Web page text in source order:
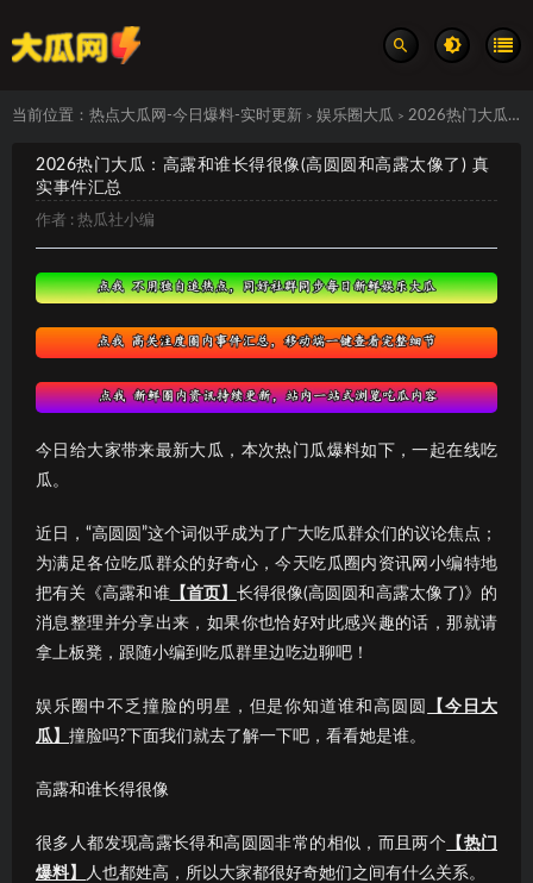
当前位置： 热点大瓜网-今日爆料-实时更新 > 娱乐圈大瓜 > 2026热门大瓜：高露和谁长得很像(高圆圆和高露太像了) 真实事件汇总
2026热门大瓜：高露和谁长得很像(高圆圆和高露太像了) 真
实事件汇总
作者 : 热瓜社小编
今日给大家带来最新大瓜，本次热门瓜爆料如下，一起在线吃
瓜。
近日，“高圆圆”这个词似乎成为了广大吃瓜群众们的议论焦点；
为满足各位吃瓜群众的好奇心，今天吃瓜圈内资讯网小编特地
把有关《高露和谁【首页】 长得很像(高圆圆和高露太像了)》的
消息整理并分享出来，如果你也恰好对此感兴趣的话，那就请
拿上板凳，跟随小编到吃瓜群里边吃边聊吧！
娱乐圈中不乏撞脸的明星，但是你知道谁和高圆圆
【今日大
瓜】 撞脸吗?下面我们就去了解一下吧，看看她是谁。
高露和谁长得很像
很多人都发现高露长得和高圆圆非常的相似，而且两个 【热门
爆料】
人也都姓高，所以大家都很好奇她们之间有什么关系。